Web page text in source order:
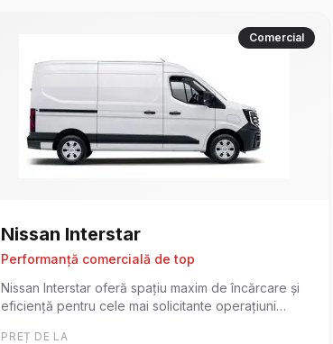
Comercial
Nissan Interstar
Performanță comercială de top
Nissan Interstar oferă spațiu maxim de încărcare și
eficiență pentru cele mai solicitante operațiuni
PREȚ DE LA